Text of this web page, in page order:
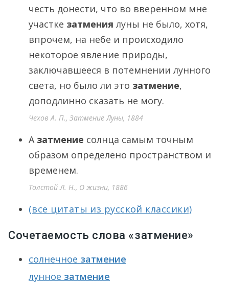
честь донести, что во вверенном мне
участке затмения луны не было, хотя,
впрочем, на небе и происходило
некоторое явление природы,
заключавшееся в потемнении лунного
света, но было ли это затмение,
доподлинно сказать не могу.
Чехов А. П., Затмение Луны, 1884
А затмение солнца самым точным
образом определено пространством и
временем.
Толстой Л. Н., О жизни, 1886
(все цитаты из русской классики)
Сочетаемость слова «затмение»
солнечное затмение
лунное затмение